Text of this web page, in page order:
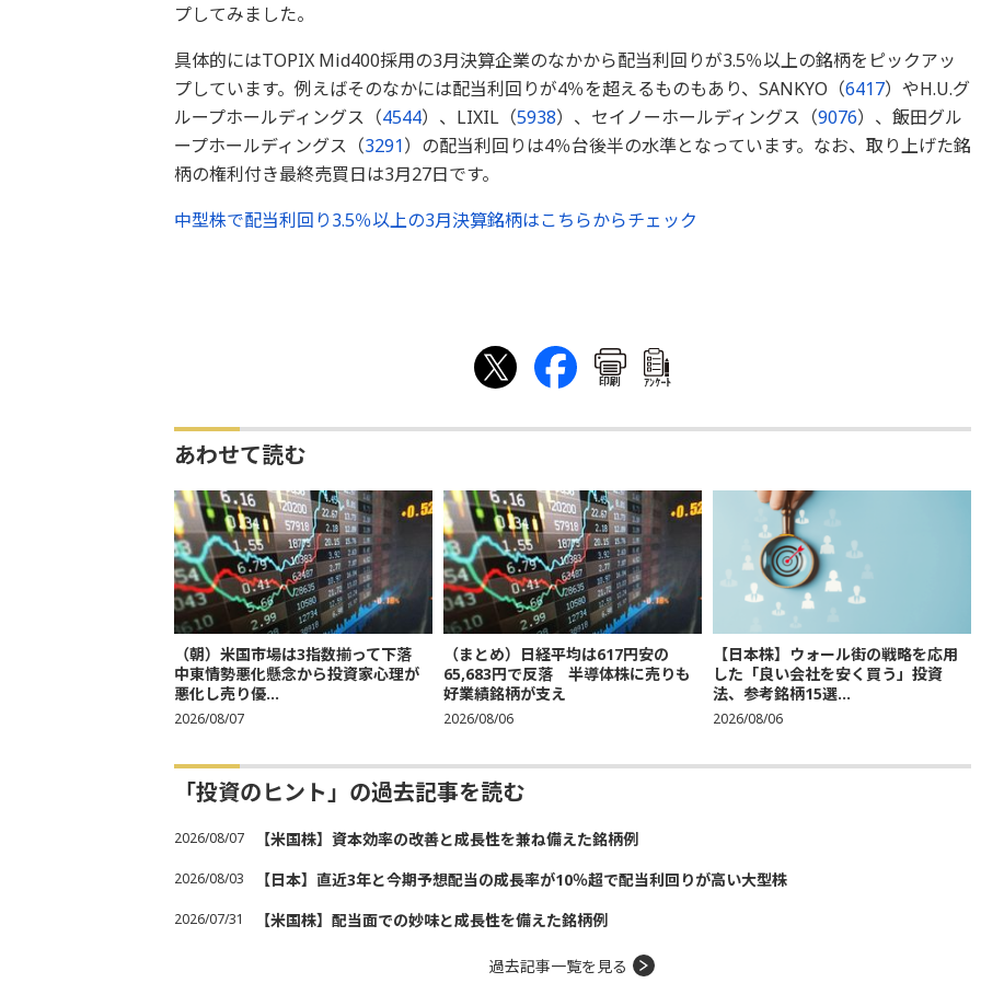
プしてみました。
具体的にはTOPIX Mid400採用の3月決算企業のなかから配当利回りが3.5％以上の銘柄をピックアッ
プしています。例えばそのなかには配当利回りが4％を超えるものもあり、SANKYO（6417）やH.U.グ
ループホールディングス（4544）、LIXIL（5938）、セイノーホールディングス（9076）、飯田グル
ープホールディングス（3291）の配当利回りは4％台後半の水準となっています。なお、取り上げた銘
柄の権利付き最終売買日は3月27日です。
中型株で配当利回り3.5％以上の3月決算銘柄はこちらからチェック
印刷 ｱﾝｹｰﾄ
あわせて読む
（朝）米国市場は3指数揃って下落
中東情勢悪化懸念から投資家心理が
悪化し売り優...
2026/08/07
（まとめ）日経平均は617円安の
65,683円で反落 半導体株に売りも
好業績銘柄が支え
2026/08/06
【日本株】ウォール街の戦略を応用
した「良い会社を安く買う」投資
法、参考銘柄15選...
2026/08/06
「投資のヒント」の過去記事を読む
2026/08/07 【米国株】資本効率の改善と成長性を兼ね備えた銘柄例
2026/08/03 【日本】直近3年と今期予想配当の成長率が10％超で配当利回りが高い大型株
2026/07/31 【米国株】配当面での妙味と成長性を備えた銘柄例
過去記事一覧を見る